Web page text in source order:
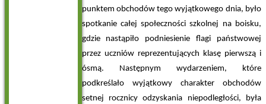
punktem obchodów tego wyjątkowego dnia, było
spotkanie całej społeczności szkolnej na boisku,
gdzie nastąpiło podniesienie flagi państwowej
przez uczniów reprezentujących klasę pierwszą i
ósmą. Następnym wydarzeniem, które
podkreślało wyjątkowy charakter obchodów
setnej rocznicy odzyskania niepodległości, była